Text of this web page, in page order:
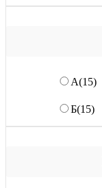
А(15)
Б(15)